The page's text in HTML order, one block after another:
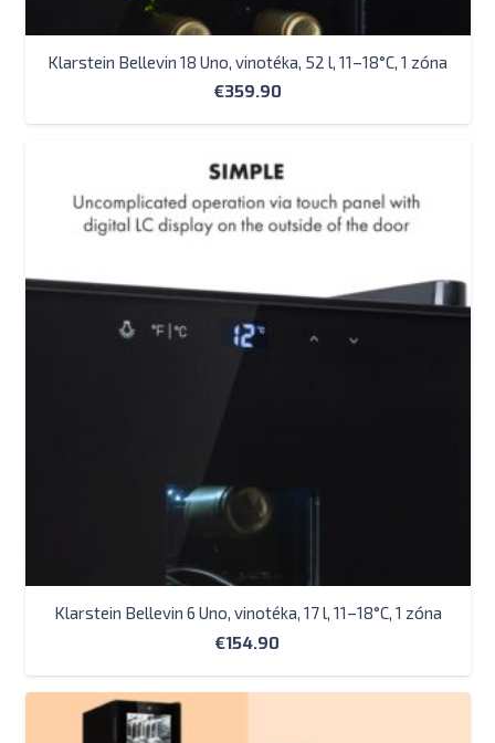
Klarstein Bellevin 18 Uno, vinotéka, 52 l, 11–18°C, 1 zóna
€359.90
Klarstein Bellevin 6 Uno, vinotéka, 17 l, 11–18°C, 1 zóna
€154.90